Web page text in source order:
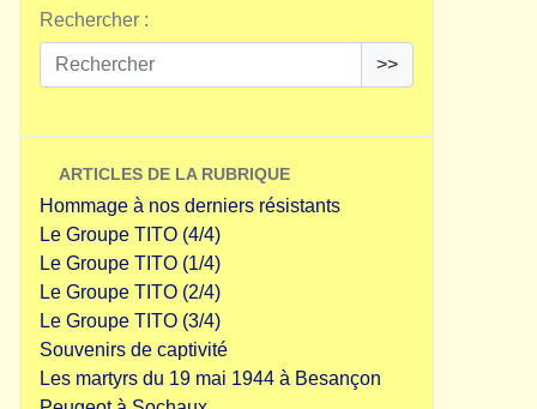
Rechercher :
>>
ARTICLES DE LA RUBRIQUE
Hommage à nos derniers résistants
Le Groupe TITO (4/4)
Le Groupe TITO (1/4)
Le Groupe TITO (2/4)
Le Groupe TITO (3/4)
Souvenirs de captivité
Les martyrs du 19 mai 1944 à Besançon